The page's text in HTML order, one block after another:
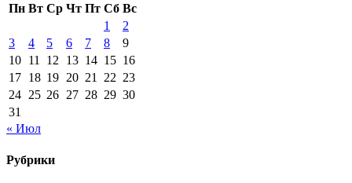
Пн Вт Ср Чт Пт Сб Вс
1
2
3
4 5 6 7 8
9
10 11 12 13 14 15 16
17 18 19 20 21 22 23
24 25 26 27 28 29 30
31
« Июл
Рубрики